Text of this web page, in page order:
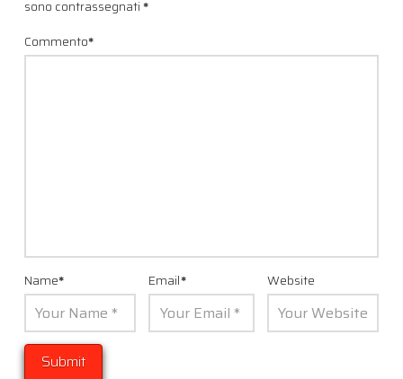
sono contrassegnati*
Commento*
Name* Email* Website